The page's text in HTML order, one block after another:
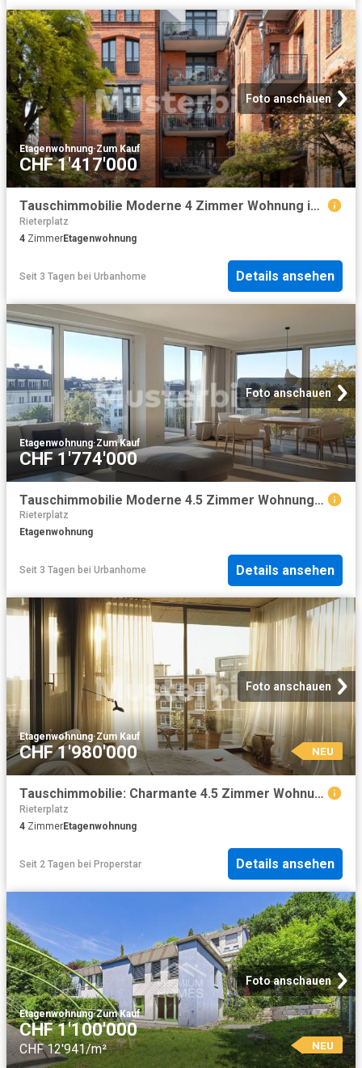
Foto anschauen
Etagenwohnung·Zum Kauf
CHF 1'417'000
Tauschimmobilie Moderne 4 Zimmer Wohnung im Herzen von Zürich
Rieterplatz
4 ZimmerEtagenwohnung
Seit 3 Tagen bei Urbanhome Details ansehen
Foto anschauen
Etagenwohnung·Zum Kauf
CHF 1'774'000
Tauschimmobilie Moderne 4.5 Zimmer Wohnung in Zürich, 120 m²
Rieterplatz
Etagenwohnung
Seit 3 Tagen bei Urbanhome Details ansehen
Foto anschauen
Etagenwohnung·Zum Kauf
CHF 1'980'000 NEU
Tauschimmobilie: Charmante 4.5 Zimmer Wohnung in begehrter Lage Zollikons
Rieterplatz
4 ZimmerEtagenwohnung
Seit 2 Tagen bei Properstar Details ansehen
Foto anschauen
Etagenwohnung·Zum Kauf
CHF 1'100'000
CHF 12'941/m² NEU